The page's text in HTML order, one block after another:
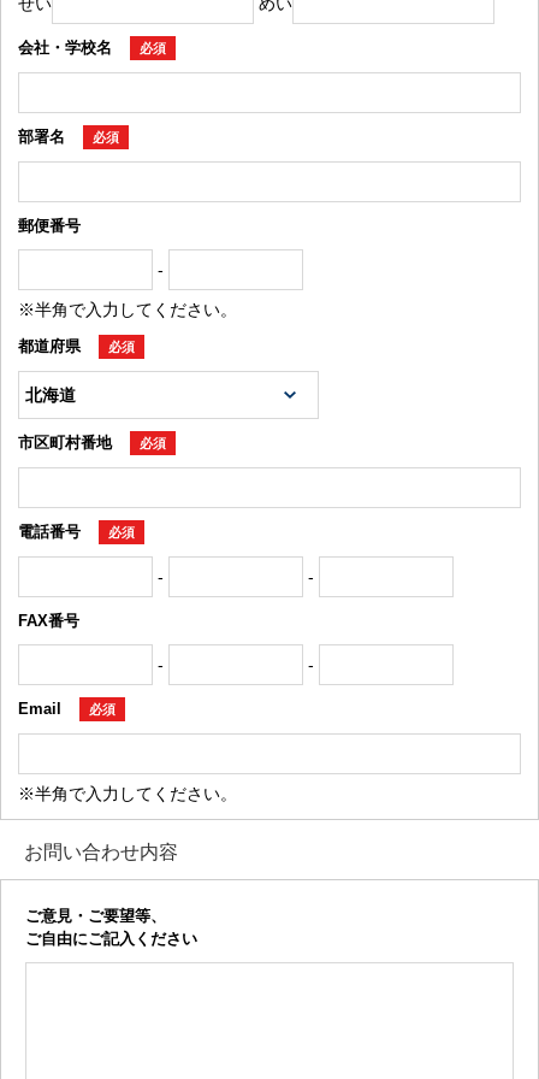
会社・学校名 必須
部署名 必須
郵便番号
-
※半角で入力してください。
都道府県 必須
市区町村番地 必須
電話番号 必須
- -
FAX番号
- -
Email 必須
※半角で入力してください。
お問い合わせ内容
ご意見・ご要望等、
ご自由にご記入ください